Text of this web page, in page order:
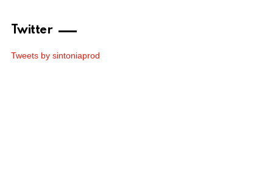
Twitter
Tweets by sintoniaprod